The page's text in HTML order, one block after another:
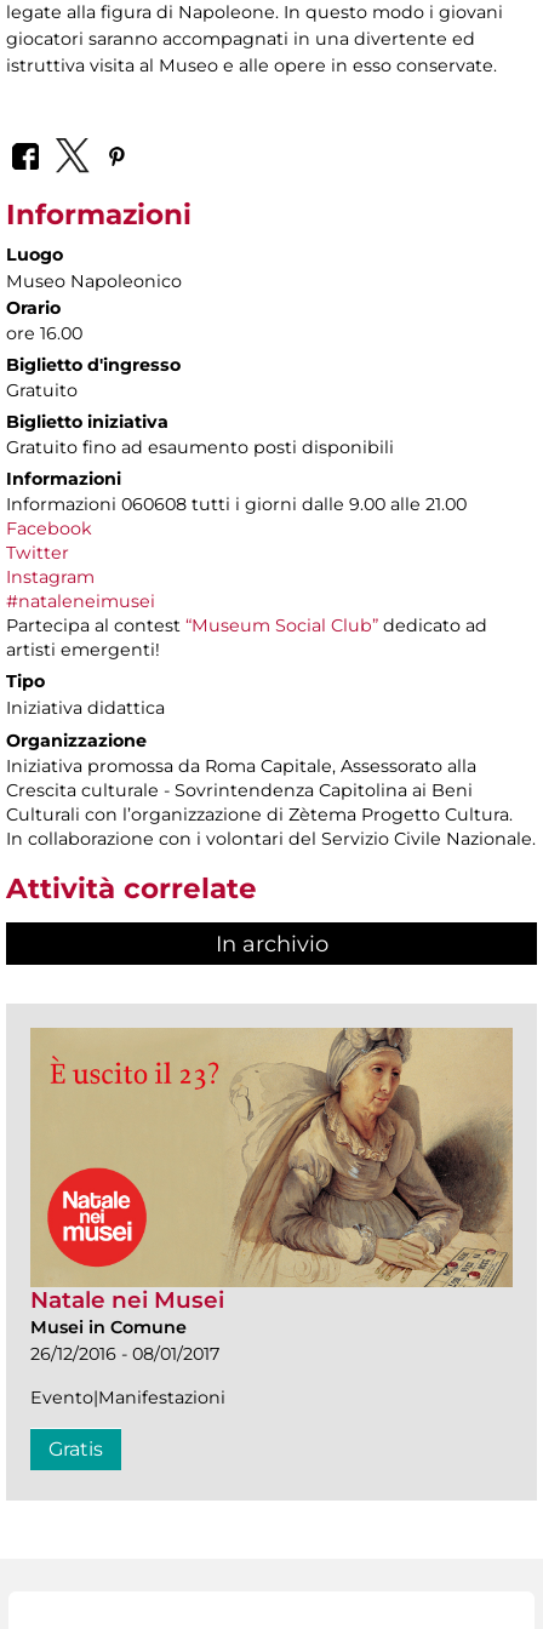
legate alla figura di Napoleone. In questo modo i giovani
giocatori saranno accompagnati in una divertente ed
istruttiva visita al Museo e alle opere in esso conservate.
Informazioni
Luogo
Museo Napoleonico
Orario
ore 16.00
Biglietto d'ingresso
Gratuito
Biglietto iniziativa
Gratuito fino ad esaumento posti disponibili
Informazioni
Informazioni 060608 tutti i giorni dalle 9.00 alle 21.00
Facebook
Twitter
Instagram
#nataleneimusei
Partecipa al contest “Museum Social Club” dedicato ad
artisti emergenti!
Tipo
Iniziativa didattica
Organizzazione
Iniziativa promossa da Roma Capitale, Assessorato alla
Crescita culturale - Sovrintendenza Capitolina ai Beni
Culturali con l’organizzazione di Zètema Progetto Cultura.
In collaborazione con i volontari del Servizio Civile Nazionale.
Attività correlate
In archivio
Natale nei Musei
Musei in Comune
26/12/2016 - 08/01/2017
Evento|Manifestazioni
Gratis